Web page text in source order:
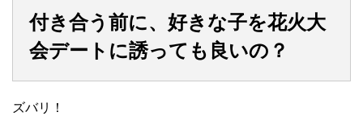
付き合う前に、好きな子を花火大
会デートに誘っても良いの？
ズバリ！